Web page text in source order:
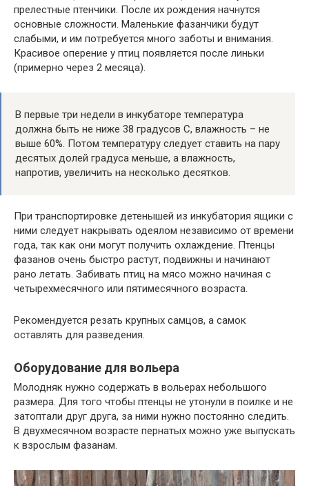
прелестные птенчики. После их рождения начнутся
основные сложности. Маленькие фазанчики будут
слабыми, и им потребуется много заботы и внимания.
Красивое оперение у птиц появляется после линьки
(примерно через 2 месяца).
В первые три недели в инкубаторе температура
должна быть не ниже 38 градусов С, влажность – не
выше 60%. Потом температуру следует ставить на пару
десятых долей градуса меньше, а влажность,
напротив, увеличить на несколько десятков.
При транспортировке детенышей из инкубатория ящики с
ними следует накрывать одеялом независимо от времени
года, так как они могут получить охлаждение. Птенцы
фазанов очень быстро растут, подвижны и начинают
рано летать. Забивать птиц на мясо можно начиная с
четырехмесячного или пятимесячного возраста.
Рекомендуется резать крупных самцов, а самок
оставлять для разведения.
Оборудование для вольера
Молодняк нужно содержать в вольерах небольшого
размера. Для того чтобы птенцы не утонули в поилке и не
затоптали друг друга, за ними нужно постоянно следить.
В двухмесячном возрасте пернатых можно уже выпускать
к взрослым фазанам.